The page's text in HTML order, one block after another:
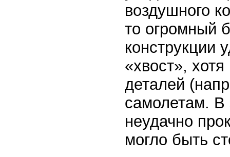
воздушного
то огромный
конструкции
«хвост»,
деталей
самолетам. В
неудачно
могло быть